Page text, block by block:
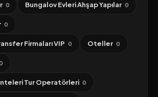
0 Bungalov Evleri Ahşap Yapılar 0
0
Firmaları VIP 0 Oteller 0
Tur Operatörleri 0